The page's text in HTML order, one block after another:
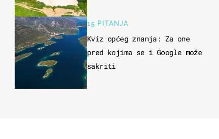
15 PITANJA
Kviz općeg znanja: Za one
pred kojima se i Google može
sakriti